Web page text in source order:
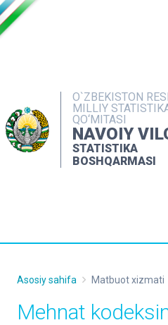
O`ZBEKISTON
MILLIY
QO‘MITASI
NAVOIY
STATISTIKA
BOSHQARMASI
OCHIQ
INTERAKTIV
Asosiy sahifa Matbuot xizmati
Mehnat